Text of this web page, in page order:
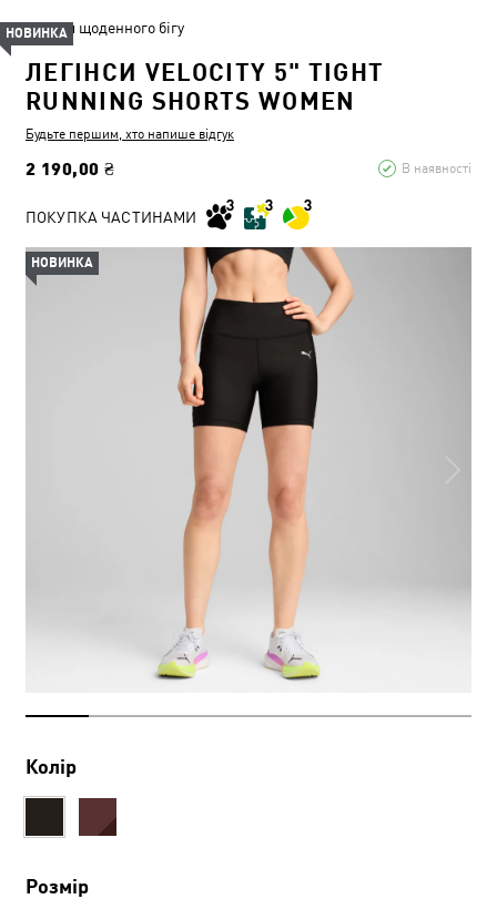
Для щоденного бігу
ЛЕГІНСИ VELOCITY 5" TIGHT
RUNNING SHORTS WOMEN
Будьте першим, хто напише відгук
2 190,00 ₴ В наявності
НОВИНКА
ПОКУПКА ЧАСТИНАМИ
Колір
Розмір
НОВИНКА